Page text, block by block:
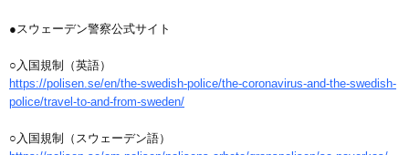
●スウェーデン警察公式サイト
○入国規制（英語）
https://polisen.se/en/the-swedish-police/the-coronavirus-and-the-swedish-
police/travel-to-and-from-sweden/
○入国規制（スウェーデン語）